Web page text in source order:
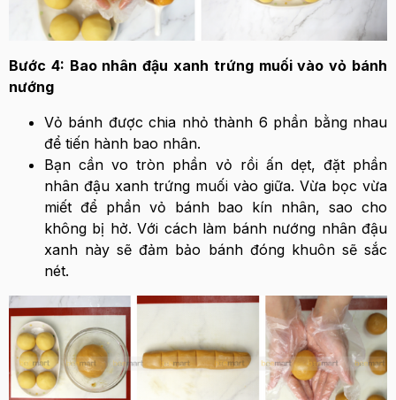
Bước 4: Bao nhân đậu xanh trứng muối vào vỏ bánh
nướng
Vỏ bánh được chia nhỏ thành 6 phần bằng nhau
để tiến hành bao nhân.
Bạn cần vo tròn phần vỏ rồi ấn dẹt, đặt phần
nhân đậu xanh trứng muối vào giữa. Vừa bọc vừa
miết để phần vỏ bánh bao kín nhân, sao cho
không bị hở. Với cách làm bánh nướng nhân đậu
xanh này sẽ đảm bảo bánh đóng khuôn sẽ sắc
nét.